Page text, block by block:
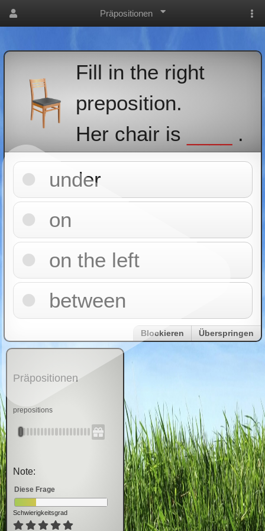
Präpositionen
Fill in the right
preposition.
Her chair is
.
under
on
on the left
between
Blockieren Überspringen
Präpositionen
prepositions
Note:
Diese Frage
Schwierigkeitsgrad